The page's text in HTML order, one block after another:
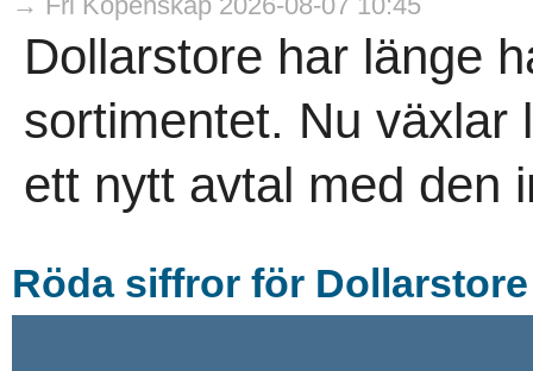
Dollarstore har länge
sortimentet. Nu växlar
ett nytt avtal med den
Röda siffror för Dollarstore